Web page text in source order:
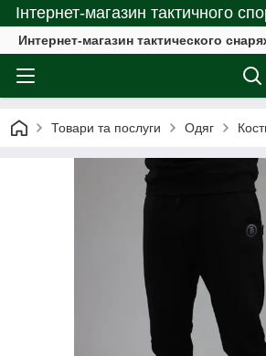
Інтернет-магазин тактичного
Интернет-магазин тактического
Товари та послуги Одяг